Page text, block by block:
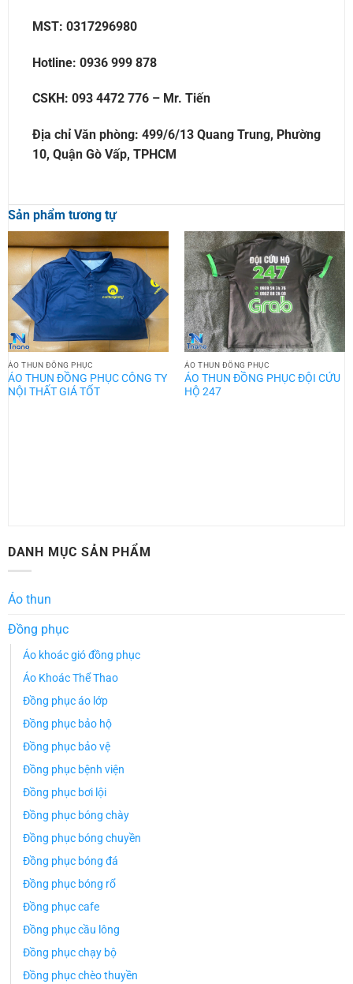
MST: 0317296980
Hotline: 0936 999 878
CSKH: 093 4472 776 – Mr. Tiến
Địa chỉ Văn phòng: 499/6/13 Quang Trung, Phường
10, Quận Gò Vấp, TPHCM
Sản phẩm tương tự
ÁO THUN ĐỒNG PHỤC
ÁO THUN ĐỒNG PHỤC CÔNG TY
NỘI THẤT GIÁ TỐT
ÁO THUN ĐỒNG PHỤC
ÁO THUN ĐỒNG PHỤC ĐỘI CỨU
HỘ 247
DANH MỤC SẢN PHẨM
Áo thun
Đồng phục
Áo khoác gió đồng phục
Áo Khoác Thể Thao
Đồng phục áo lớp
Đồng phục bảo hộ
Đồng phục bảo vệ
Đồng phục bệnh viện
Đồng phục bơi lội
Đồng phục bóng chày
Đồng phục bóng chuyền
Đồng phục bóng đá
Đồng phục bóng rổ
Đồng phục cafe
Đồng phục cầu lông
Đồng phục chạy bộ
Đồng phục chèo thuyền